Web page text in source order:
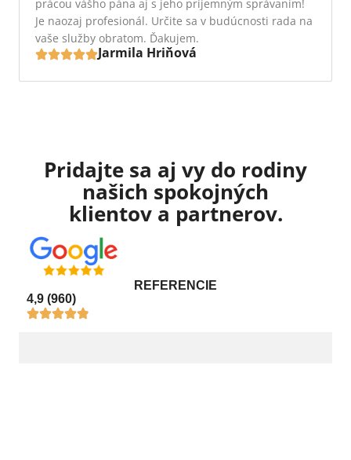
prácou vášho pána aj s jeho príjemným správaním!
Je naozaj profesionál. Určite sa v budúcnosti rada na
vaše služby obratom. Ďakujem.
Jarmila Hriňová
Pridajte sa aj vy do rodiny
našich spokojných
klientov a partnerov.
REFERENCIE
4,9 (960)